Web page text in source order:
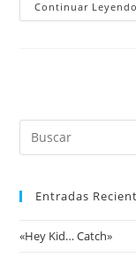
Continuar Leyendo
Entradas
«Hey Kid… Catch»